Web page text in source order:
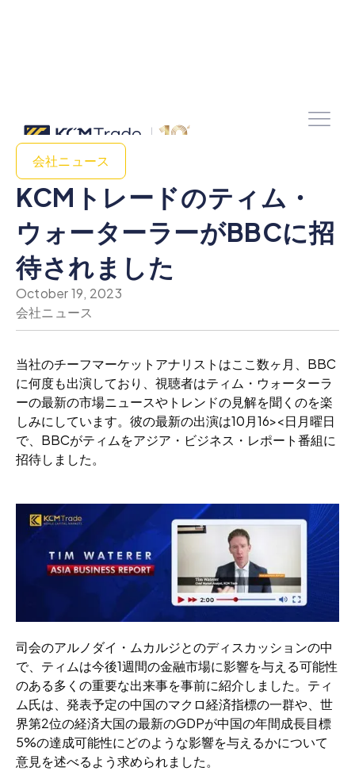
会社ニュース
KCMトレードのティム・
ウォーターラーがBBCに招
待されました
October 19, 2023
会社ニュース
当社のチーフマーケットアナリストはここ数ヶ月、BBC
に何度も出演しており、視聴者はティム・ウォーターラ
ーの最新の市場ニュースやトレンドの見解を聞くのを楽
しみにしています。彼の最新の出演は10月16><日月曜日
で、BBCがティムをアジア・ビジネス・レポート番組に
招待しました。
司会のアルノダイ・ムカルジとのディスカッションの中
で、ティムは今後1週間の金融市場に影響を与える可能性
のある多くの重要な出来事を事前に紹介しました。ティ
ム氏は、発表予定の中国のマクロ経済指標の一群や、世
界第2位の経済大国の最新のGDPが中国の年間成長目標
5%の達成可能性にどのような影響を与えるかについて
意見を述べるよう求められました。